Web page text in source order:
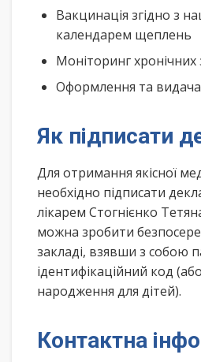
Вакцинація згідно з
календарем щеплень
Моніторинг
Оформлення та видача
Як підписати
Для отримання якісної
необхідно підписати
лікарем Стогнієнко
можна зробити
закладі, взявши з собою
ідентифікаційний код
народження для дітей).
Контактна